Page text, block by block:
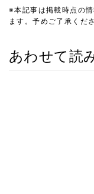
※本記事は掲載時点の
ます。予めご了承くださ
あわせて読